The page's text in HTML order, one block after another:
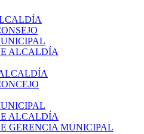
ALCALDÍA
ALCALDÍA
GERENCIA MUNICIPAL